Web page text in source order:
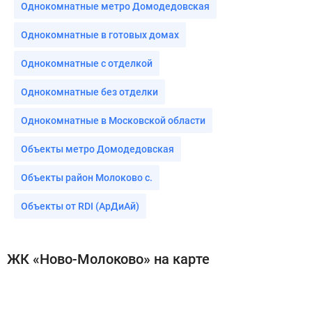
Однокомнатные метро Домодедовская
Однокомнатные в готовых домах
Однокомнатные с отделкой
Однокомнатные без отделки
Однокомнатные в Московской области
Объекты метро Домодедовская
Объекты район Молоково с.
Объекты от RDI (АрДиАй)
ЖК «Ново-Молоково» на карте